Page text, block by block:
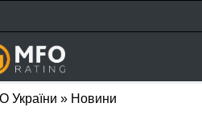
України » Новини